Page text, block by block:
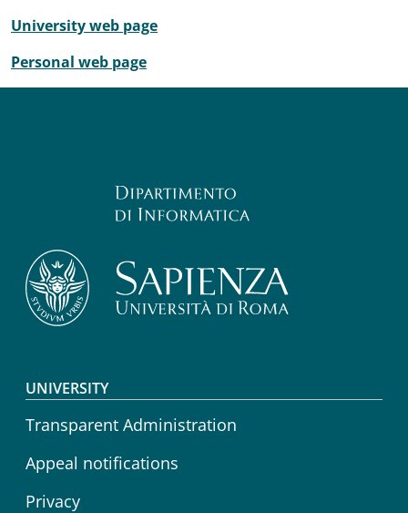
University web page
Personal web page
Footer menu
UNIVERSITY
Transparent Administration
Appeal notifications
Privacy